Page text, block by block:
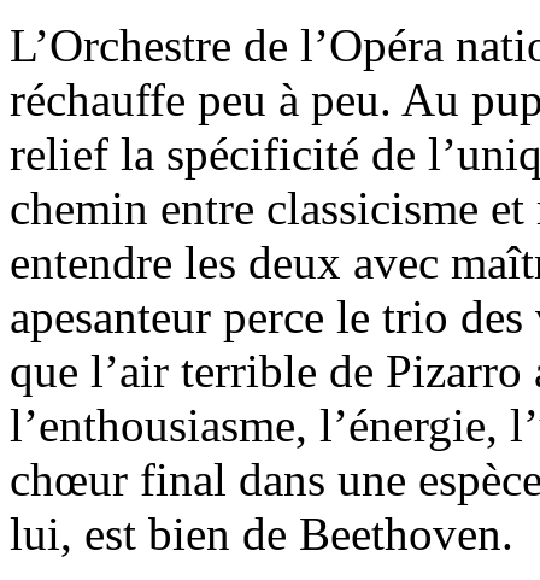
L’Orchestre de l’Opéra
réchauffe peu à peu. Au
relief la spécificité de
chemin entre classicisme
entendre les deux avec
apesanteur perce le trio
que l’air terrible de
l’enthousiasme, l’énergie,
chœur final dans une
lui, est bien de Beethoven.